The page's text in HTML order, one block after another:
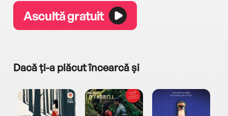
Ascultă gratuit
Dacă ți-a plăcut încearcă și